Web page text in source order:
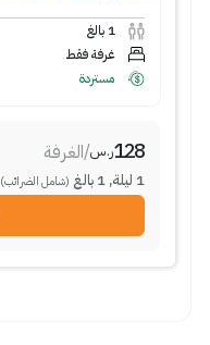
1 بالغ
غرفة فقط
مستردة
128ر.س/الغرفة
1 ليلة,
1 بالغ (شامل الضرائب)